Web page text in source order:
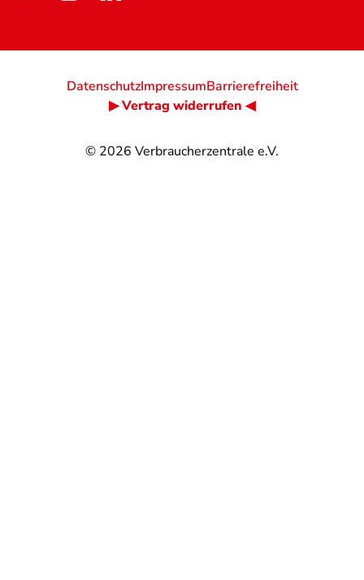
© 2026 Verbraucherzentrale e.V.
DatenschutzImpressumBarrierefreiheit
▶ Vertrag widerrufen ◀